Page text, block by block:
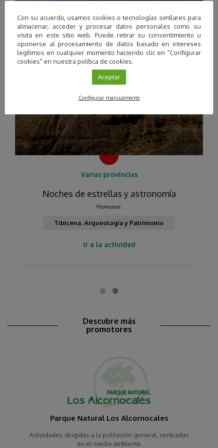
Varias provincias
Noches de estrellas y astronomía
Promueve:
Tibicena. Arqueología y Patrimonio
Ir a la actividad
Descubre más
promotores
Parque Natural Los Alcornocales
Actividades dirigidas a la población general, centradas
en el medio ambiente
Con su acuerdo, usamos cookies o tecnologías similares para
almacenar, acceder y procesar datos personales como su
visita en este sitio web. Puede retirar su consentimiento u
oponerse al procesamiento de datos basado en intereses
legítimos en cualquier momento haciendo clic en "Configurar
cookies" en nuestra política de cookies.
Aceptar
Configurar manualmente